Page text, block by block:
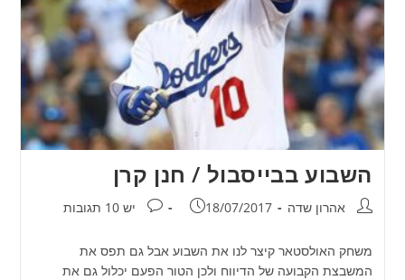
השבוע בבייסבול / חנן קרן
מחבר:אהרון שדה פורסם:
18/07/2017 תגובות:
יש 10 תגובות
משחק האולסטאר קיצר לנו את השבוע אבל גם תפס את
המשבצת הקבועה של הדיווח ולכן הטור הפעם יכלול גם את